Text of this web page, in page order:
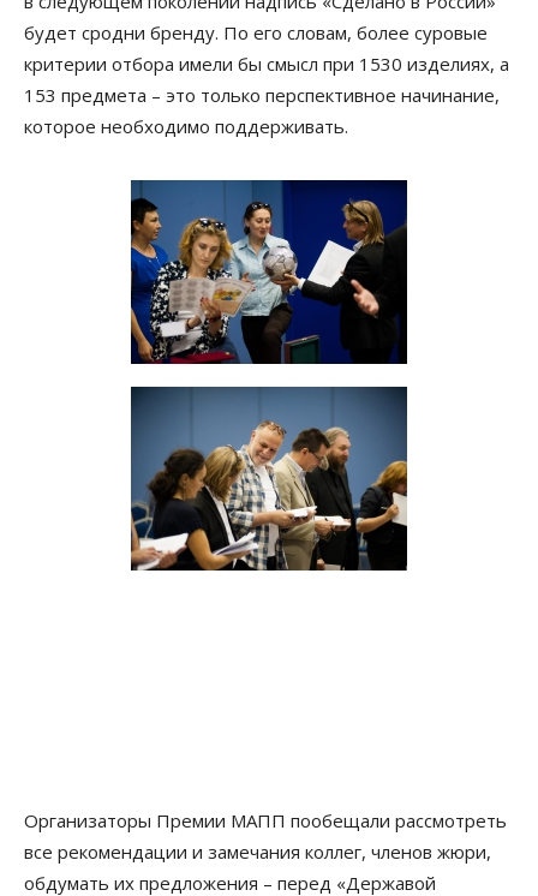
будет сродни бренду. По его словам, более суровые
критерии отбора имели бы смысл при 1530 изделиях, а
153 предмета – это только перспективное начинание,
которое необходимо поддерживать.
Организаторы Премии МАПП пообещали рассмотреть
все рекомендации и замечания коллег, членов жюри,
обдумать их предложения – перед «Державой